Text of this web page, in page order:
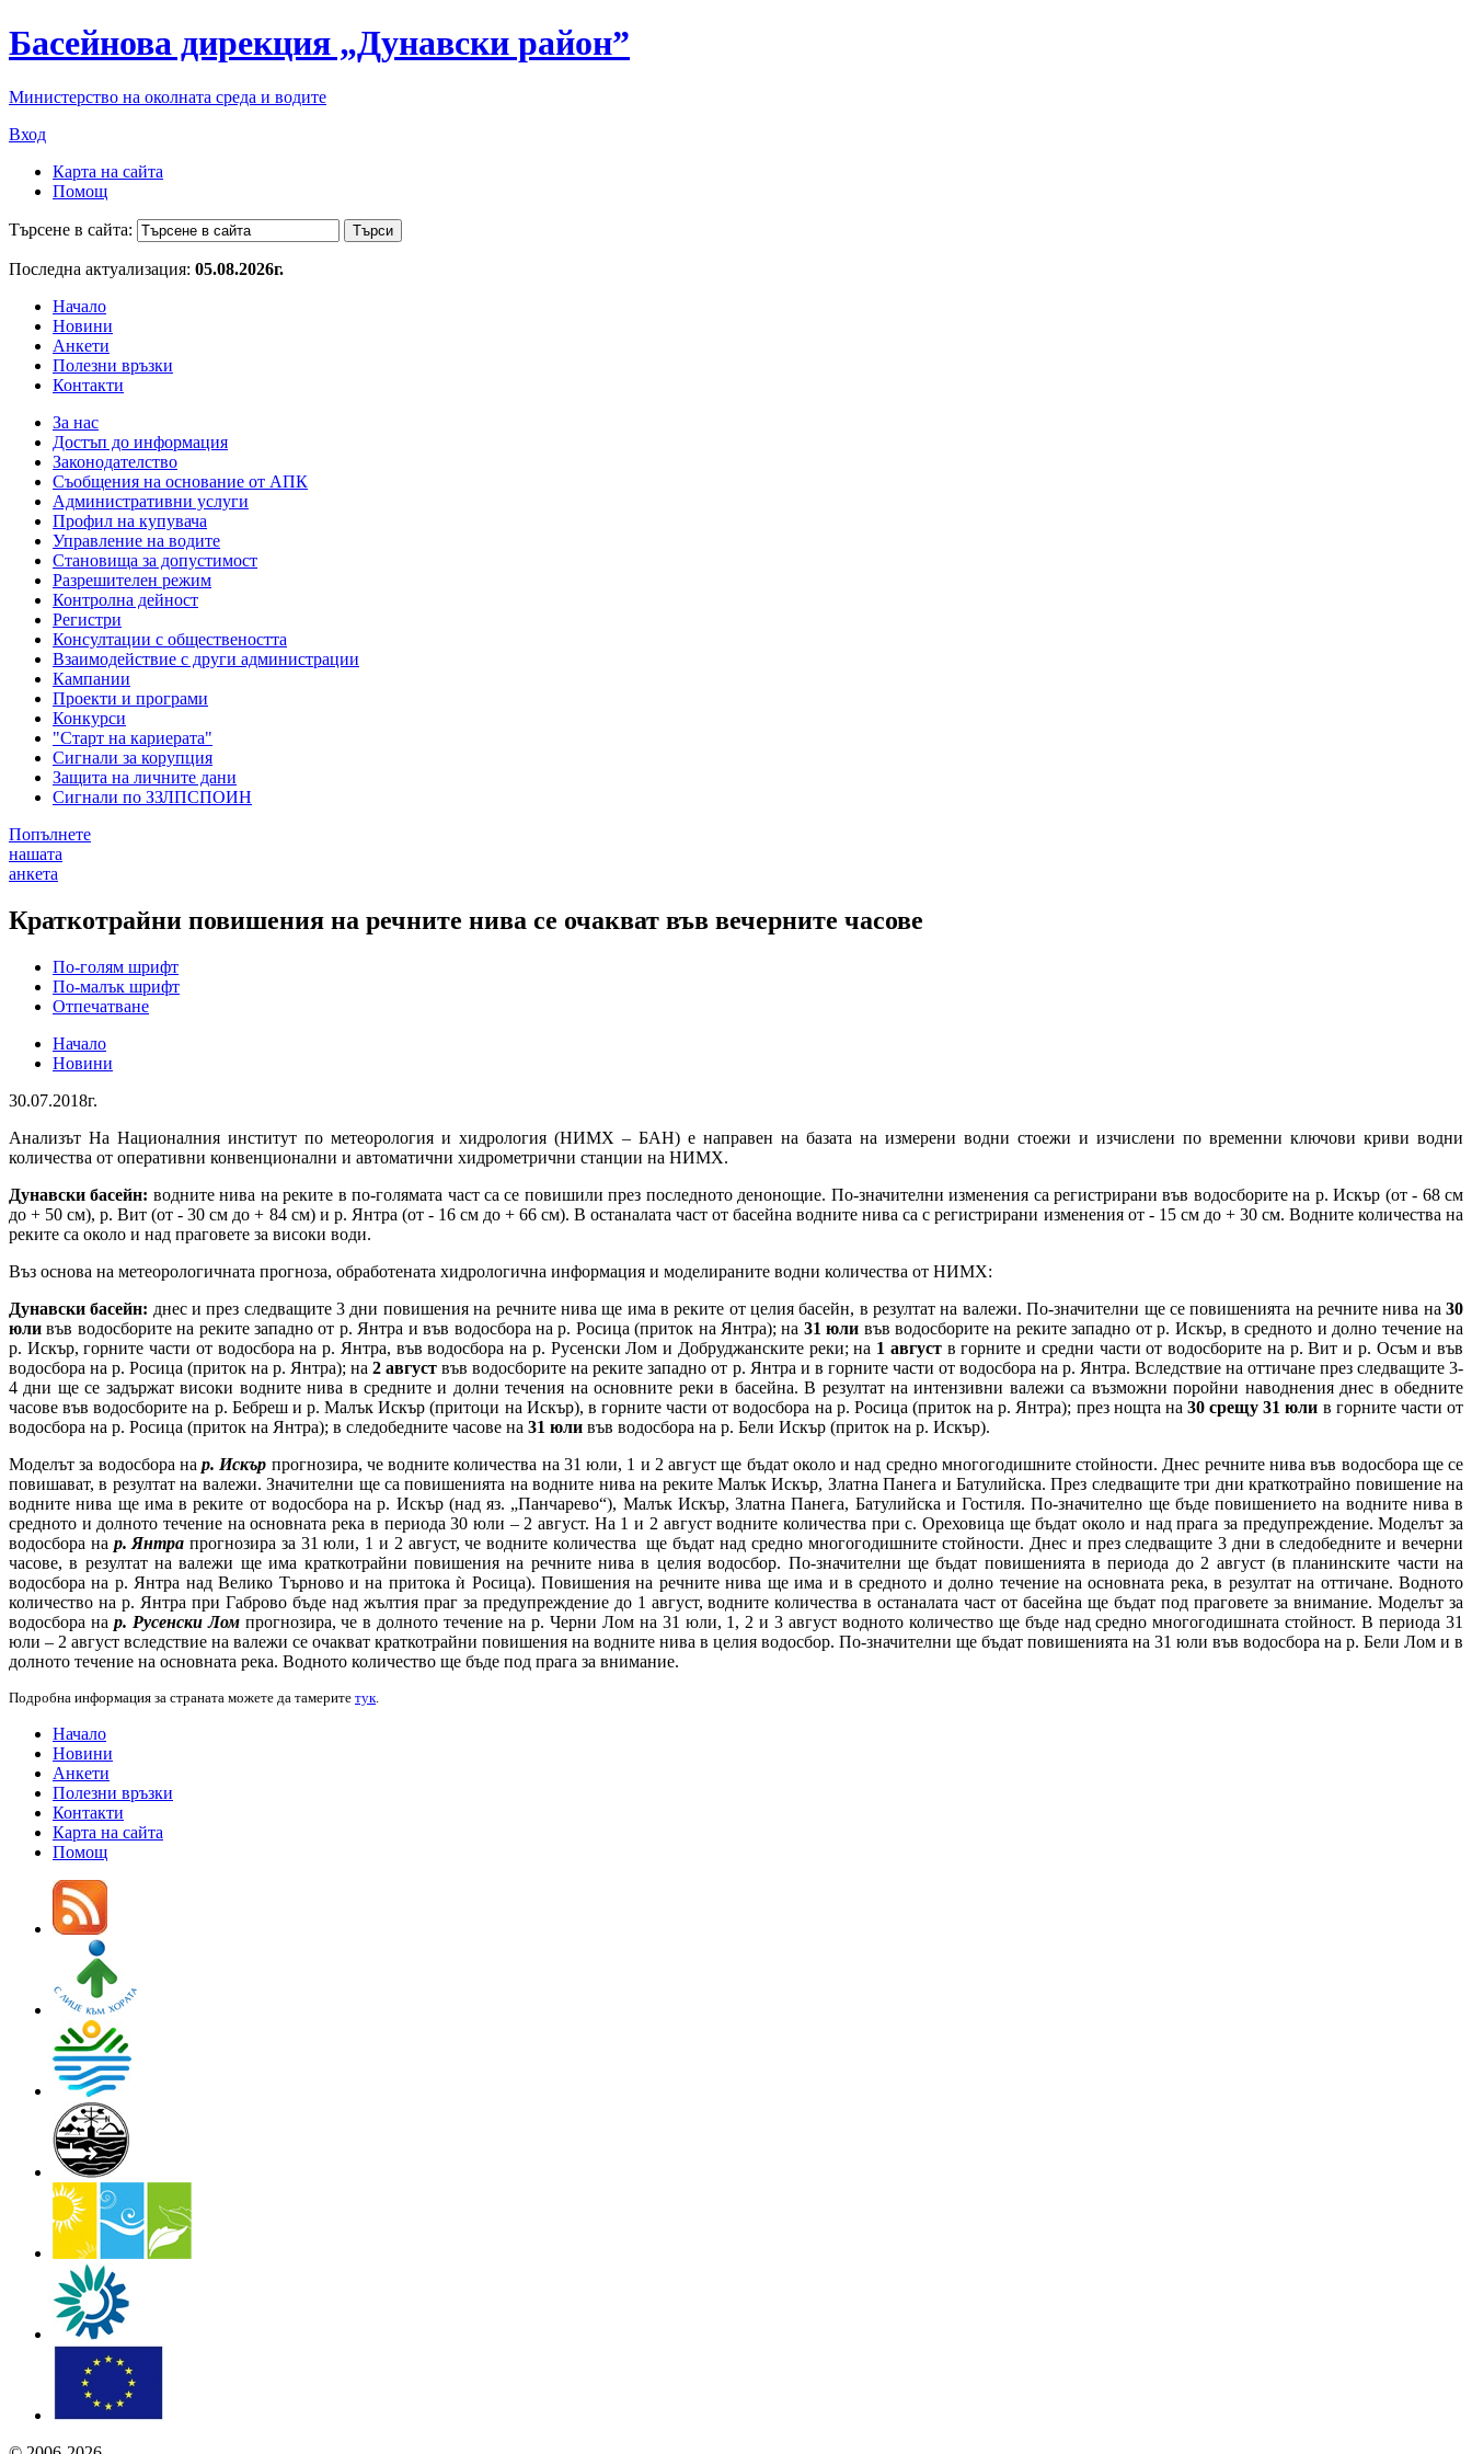
Басейнова дирекция „Дунавски район”
Министерство на околната среда и водите
Вход
Карта на сайта
Помощ
Търсене в сайта:
Последна актуализация: 05.08.2026г.
Начало
Новини
Анкети
Полезни връзки
Контакти
За нас
Достъп до информация
Законодателство
Съобщения на основание от АПК
Административни услуги
Профил на купувача
Управление на водите
Становища за допустимост
Разрешителен режим
Контролна дейност
Регистри
Консултации с обществеността
Взаимодействие с други администрации
Кампании
Проекти и програми
Конкурси
"Старт на кариерата"
Сигнали за корупция
Защита на личните дани
Сигнали по ЗЗЛПСПОИН
Попълнете
нашата
анкета
Краткотрайни повишения на речните нива се очакват във вечерните часове
По-голям шрифт
По-малък шрифт
Отпечатване
Начало
Новини
30.07.2018г.
Анализът На Националния институт по метеорология и хидрология (НИМХ – БАН) е направен на базата на измерени водни стоежи и изчислени по временни ключови криви водни
количества от оперативни конвенционални и автоматични хидрометрични станции на НИМХ.
Дунавски басейн: водните нива на реките в по-голямата част са се повишили през последното денонощие. По-значителни изменения са регистрирани във водосборите на р. Искър (от - 68 см
до + 50 см), р. Вит (от - 30 см до + 84 см) и р. Янтра (от - 16 см до + 66 см). В останалата част от басейна водните нива са с регистрирани изменения от - 15 см до + 30 см. Водните количества на
реките са около и над праговете за високи води.
Въз основа на метеорологичната прогноза, обработената хидрологична информация и моделираните водни количества от НИМХ:
Дунавски басейн: днес и през следващите 3 дни повишения на речните нива ще има в реките от целия басейн, в резултат на валежи. По-значителни ще се повишенията на речните нива на30
юли във водосборите на реките западно от р. Янтра и във водосбора на р. Росица (приток на Янтра); на 31 юли във водосборите на реките западно от р. Искър, в средното и долно течение на
р. Искър, горните части от водосбора на р. Янтра, във водосбора на р. Русенски Лом и Добруджанските реки; на 1 августв горните и средни части от водосборите на р. Вит и р. Осъм и във
водосбора на р. Росица (приток на р. Янтра); на2 август във водосборите на реките западно от р. Янтра и в горните части от водосбора на р. Янтра. Вследствие на оттичане през следващите 3-
4 дни ще се задържат високи водните нива в средните и долни течения на основните реки в басейна. В резултат на интензивни валежи са възможни поройни наводнения днес в обедните
часове във водосборите на р. Бебреш и р. Малък Искър (притоци на Искър), в горните части от водосбора на р. Росица (приток на р. Янтра); през нощта на 30 срещу 31 юли в горните части от
водосбора на р. Росица (приток на Янтра); в следобедните часове на 31 юли във водосбора на р. Бели Искър (приток на р. Искър).
Моделът за водосбора нар. Искър прогнозира, че водните количества на 31 юли, 1 и 2 август ще бъдат около и над средно многогодишните стойности. Днес речните нива във водосбора ще се
повишават, в резултат на валежи. Значителни ще са повишенията на водните нива на реките Малък Искър, Златна Панега и Батулийска. През следващите три дни краткотрайно повишение на
водните нива ще има в реките от водосбора на р. Искър (над яз. „Панчарево“), Малък Искър, Златна Панега, Батулийска и Гостиля. По-значително ще бъде повишението на водните нива в
средното и долното течение на основната река в периода 30 юли – 2 август. На 1 и 2 август водните количества при с. Ореховица ще бъдат около и над прага за предупреждение. Моделът за
водосбора на р. Янтра прогнозира за 31 юли, 1 и 2 август, че водните количества ще бъдат над средно многогодишните стойности. Днес и през следващите 3 дни в следобедните и вечерни
часове, в резултат на валежи ще има краткотрайни повишения на речните нива в целия водосбор. По-значителни ще бъдат повишенията в периода до 2 август (в планинските части на
водосбора на р. Янтра над Велико Търново и на притока ѝ Росица). Повишения на речните нива ще има и в средното и долно течение на основната река, в резултат на оттичане. Водното
количество на р. Янтра при Габрово бъде над жълтия праг за предупреждение до 1 август, водните количества в останалата част от басейна ще бъдат под праговете за внимание. Моделът за
водосбора на р. Русенски Ломпрогнозира, че в долното течение на р. Черни Лом на 31 юли, 1, 2 и 3 август водното количество ще бъде над средно многогодишната стойност. В периода 31
юли – 2 август вследствие на валежи се очакват краткотрайни повишения на водните нива в целия водосбор. По-значителни ще бъдат повишенията на 31 юли във водосбора на р. Бели Лом и в
долното течение на основната река. Водното количество ще бъде под прага за внимание.
Подробна информация за страната можете да тамерите тук
Начало
Новини
Анкети
Полезни връзки
Контакти
Карта на сайта
Помощ